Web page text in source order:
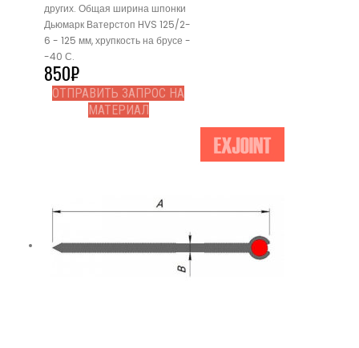
других. Общая ширина шпонки
Дьюмарк Ватерстоп HVS 125/2-
6 - 125 мм, хрупкость на брусе -
-40 С.
850₽
ОТПРАВИТЬ ЗАПРОС НА
МАТЕРИАЛ